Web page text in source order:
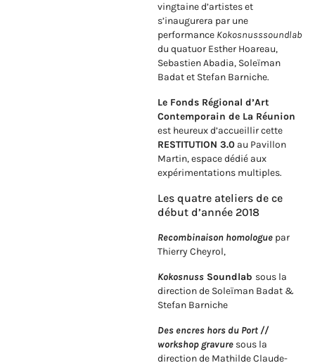
vingtaine d’artistes et
s’inaugurera par une
performance Kokosnusssoundlab
du quatuor Esther Hoareau,
Sebastien Abadia, Soleïman
Badat et Stefan Barniche.
Le Fonds Régional d’Art
Contemporain de La Réunion
est heureux d’accueillir cette
RESTITUTION 3.0 au Pavillon
Martin, espace dédié aux
expérimentations multiples.
Les quatre ateliers de ce
début d’année 2018
Recombinaison homologue par
Thierry Cheyrol,
Kokosnuss Soundlab sous la
direction de Soleïman Badat &
Stefan Barniche
Des encres hors du Port //
workshop gravure sous la
direction de Mathilde Claude-